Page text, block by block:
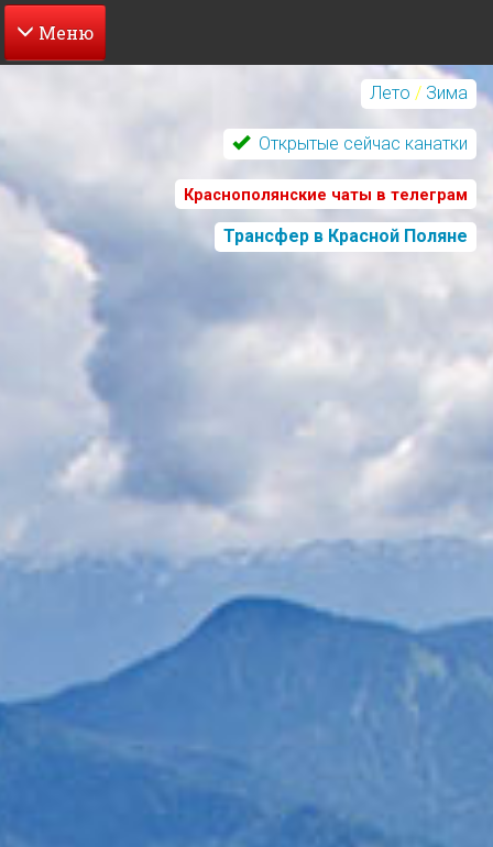
Перейти
содержанию
Лето / Зима
Открытые сейчас канатки
Краснополянские чаты в телеграм
Трансфер в Красной Поляне